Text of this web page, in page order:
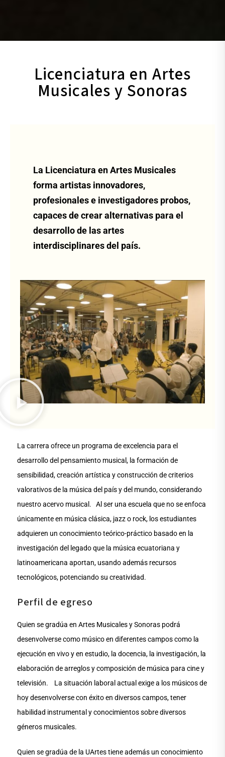
Licenciatura en Artes
Musicales y Sonoras
La Licenciatura en Artes Musicales
forma artistas innovadores,
profesionales e investigadores probos,
capaces de crear alternativas para el
desarrollo de las artes
interdisciplinares del país.
La carrera ofrece un programa de excelencia para el
desarrollo del pensamiento musical, la formación de
sensibilidad, creación artística y construcción de criterios
valorativos de la música del país y del mundo, considerando
nuestro acervo musical. Al ser una escuela que no se enfoca
únicamente en música clásica, jazz o rock, los estudiantes
adquieren un conocimiento teórico-práctico basado en la
investigación del legado que la música ecuatoriana y
latinoamericana aportan, usando además recursos
tecnológicos, potenciando su creatividad.
Perfil de egreso
Quien se gradúa en Artes Musicales y Sonoras podrá
desenvolverse como músico en diferentes campos como la
ejecución en vivo y en estudio, la docencia, la investigación, la
elaboración de arreglos y composición de música para cine y
televisión. La situación laboral actual exige a los músicos de
hoy desenvolverse con éxito en diversos campos, tener
habilidad instrumental y conocimientos sobre diversos
géneros musicales.
Quien se gradúa de la UArtes tiene además un conocimiento